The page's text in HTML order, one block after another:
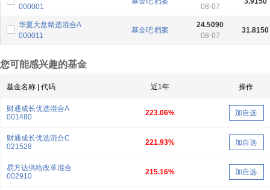
000001
08-07
华夏大盘精选混合A
000011
基金吧档案
24.5090
08-07
31.8150
您可能感兴趣的基金
基金名称 | 代码 近1年 操作
财通成长优选混合A
001480
223.06% 加自选
财通成长优选混合C
021528
221.93% 加自选
易方达供给改革混合
002910
215.16% 加自选